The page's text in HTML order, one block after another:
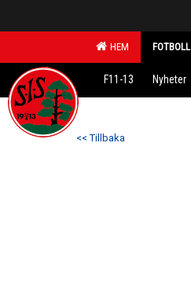
HEM FOTBOLL
F11-13 Nyheter
<< Tillbaka